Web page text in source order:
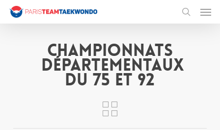
Skip
search
Championnats
départementaux
du 75 et 92